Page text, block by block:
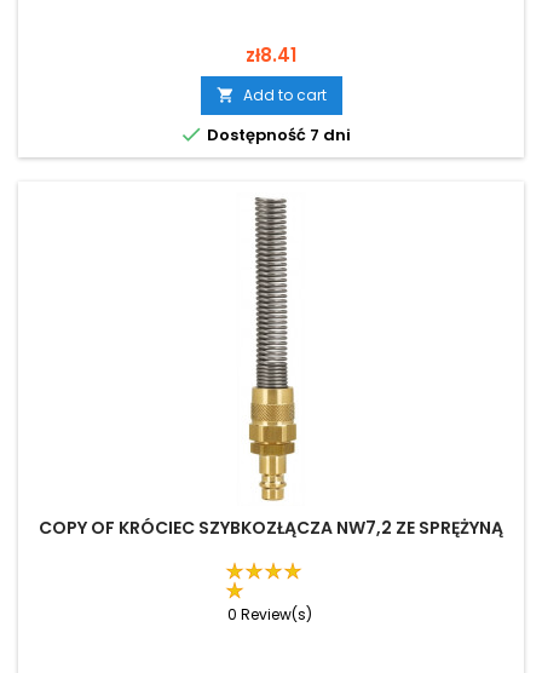
Price
zł8.41
 Add to cart
 Dostępność 7 dni
COPY OF KRÓCIEC SZYBKOZŁĄCZA NW7,2 ZE SPRĘŻYNĄ
0 Review(s)